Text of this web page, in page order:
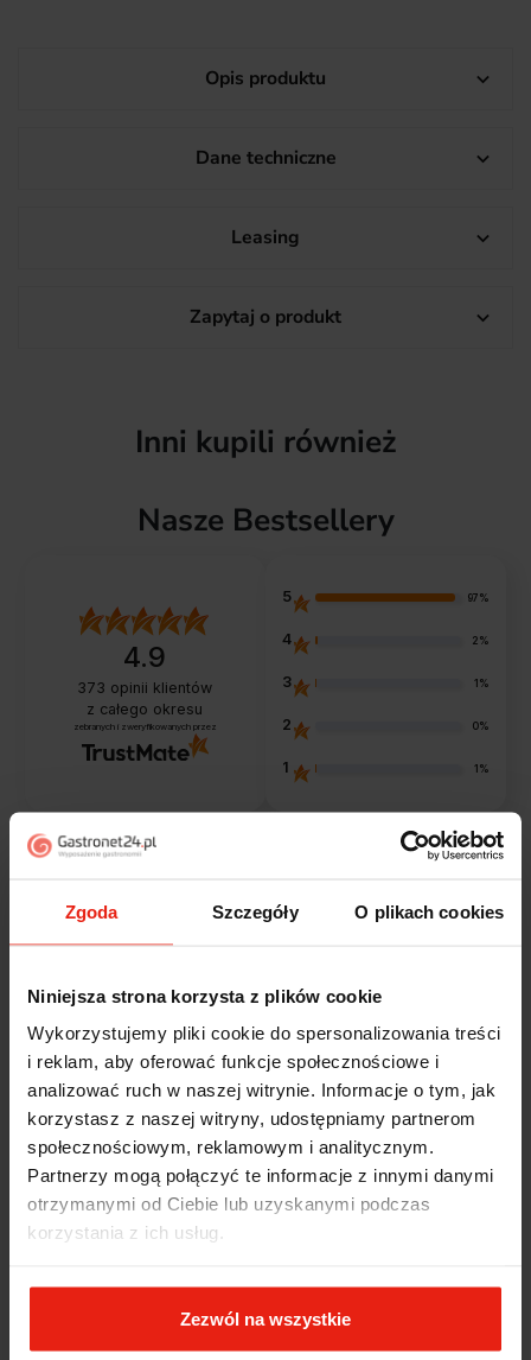
Zgoda Szczegóły O plikach cookies
Niniejsza strona korzysta z plików cookie
Wykorzystujemy pliki cookie do spersonalizowania treści
i reklam, aby oferować funkcje społecznościowe i
analizować ruch w naszej witrynie. Informacje o tym, jak
korzystasz z naszej witryny, udostępniamy partnerom
społecznościowym, reklamowym i analitycznym.
Partnerzy mogą połączyć te informacje z innymi danymi
otrzymanymi od Ciebie lub uzyskanymi podczas
korzystania z ich usług.
Zezwól na wszystkie
Opis produktu 
Dane techniczne 
Leasing 
Zapytaj o produkt 
Inni kupili również
Nasze Bestsellery
4.9
373 opinii klientów
z całego okresu
zebranych i zweryfikowanych przez
5 97%
4 2%
3 1%
2 0%
1 1%
Jak zbieramy opinie?
Marcin
5
Polecam szybko sprawnie dobrze zapakowane
Zostałem świetnie obsłużony. Brawa dla pracowników.
w tym tygodniu
Alicja zweryfikowano
5
sprawnie, bez problemów. Bardzo pomocna obsługa